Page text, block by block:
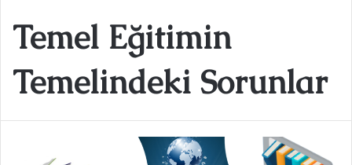
Temel Eğitimin
Temelindeki Sorunlar